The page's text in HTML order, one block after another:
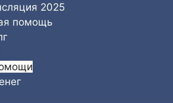
2025
помощь